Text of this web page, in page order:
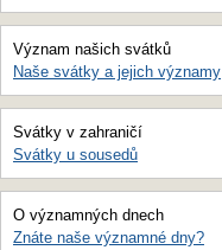
Význam našich svátků
Naše svátky a jejich významy
Svátky v zahraničí
Svátky u sousedů
O významných dnech
Znáte naše významné dny?